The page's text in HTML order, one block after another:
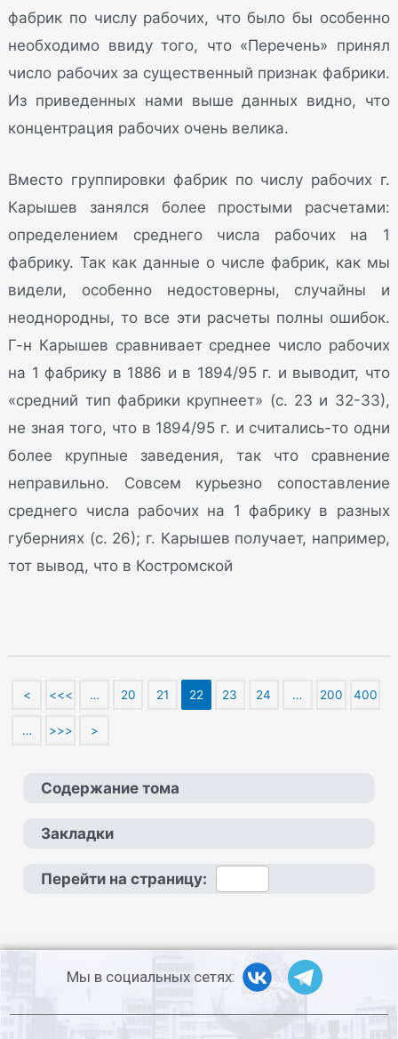
фабрик по числу рабочих, что было бы особенно
необходимо ввиду того, что «Перечень» принял
число рабочих за существенный признак фабрики.
Из приведенных нами выше данных видно, что
концентрация рабочих очень велика.
Вместо группировки фабрик по числу рабочих г.
Карышев занялся более простыми расчетами:
определением среднего числа рабочих на 1
фабрику. Так как данные о числе фабрик, как мы
видели, особенно недостоверны, случайны и
неоднородны, то все эти расчеты полны ошибок.
Г-н Карышев сравнивает среднее число рабочих
на 1 фабрику в 1886 и в 1894/95 г. и выводит, что
«средний тип фабрики крупнеет» (с. 23 и 32-33),
не зная того, что в 1894/95 г. и считались-то одни
более крупные заведения, так что сравнение
неправильно. Совсем курьезно сопоставление
среднего числа рабочих на 1 фабрику в разных
губерниях (с. 26); г. Карышев получает, например,
тот вывод, что в Костромской
< <<< … 20 21 22 23 24 … 200 400
… >>> >
Содержание тома
Закладки
Перейти на страницу:
Мы в социальных сетях: